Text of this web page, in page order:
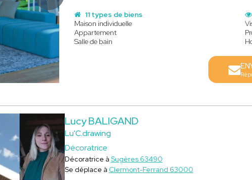
11 types de biens
Maison individuelle
Appartement
Salle de bain
Lucy BALIGAND
Lu'C.drawing
Décoratrice
Décoratrice à Sugères 63490
Se déplace à Clermont-Ferrand 63000